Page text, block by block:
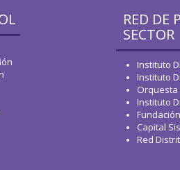
RED DE
SECTOR
Instituto
Instituto
Orquesta
Instituto
Capital
Red